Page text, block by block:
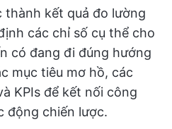
thành kết quả đo lường
các chỉ số cụ thể cho
có đang đi đúng hướng
mục tiêu mơ hồ, các
KPIs để kết nối công
động chiến lược.